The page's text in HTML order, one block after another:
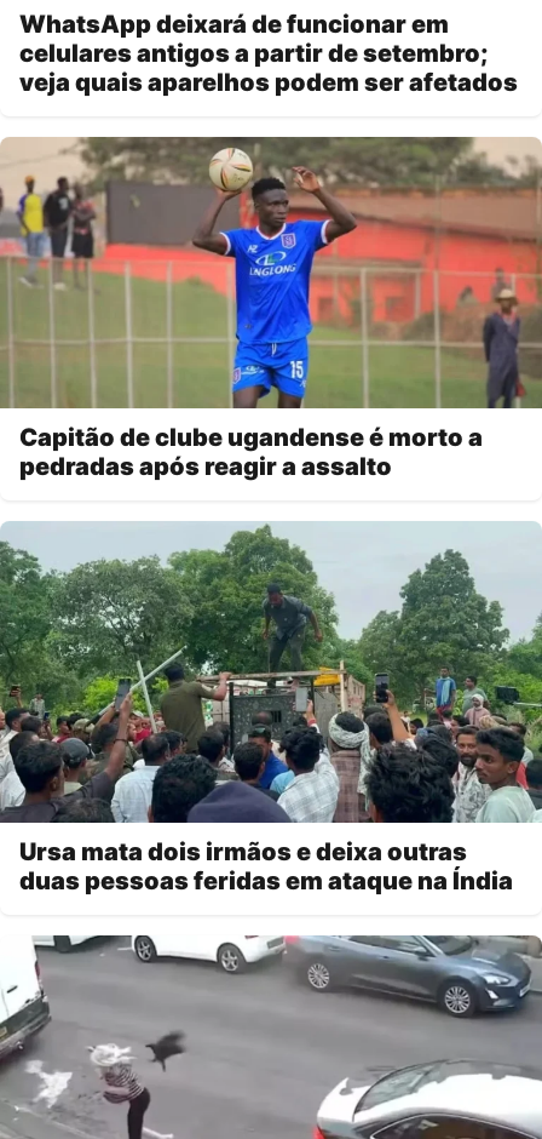
WhatsApp deixará de funcionar em
celulares antigos a partir de setembro;
veja quais aparelhos podem ser afetados
Capitão de clube ugandense é morto a
pedradas após reagir a assalto
Ursa mata dois irmãos e deixa outras
duas pessoas feridas em ataque na Índia